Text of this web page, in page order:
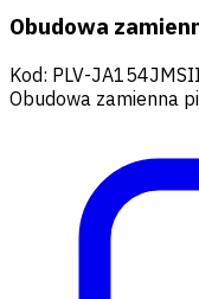
Obudowa
Kod: PLV-JA154JMSII
Obudowa zamienna